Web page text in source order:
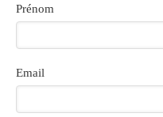
Prénom
Email